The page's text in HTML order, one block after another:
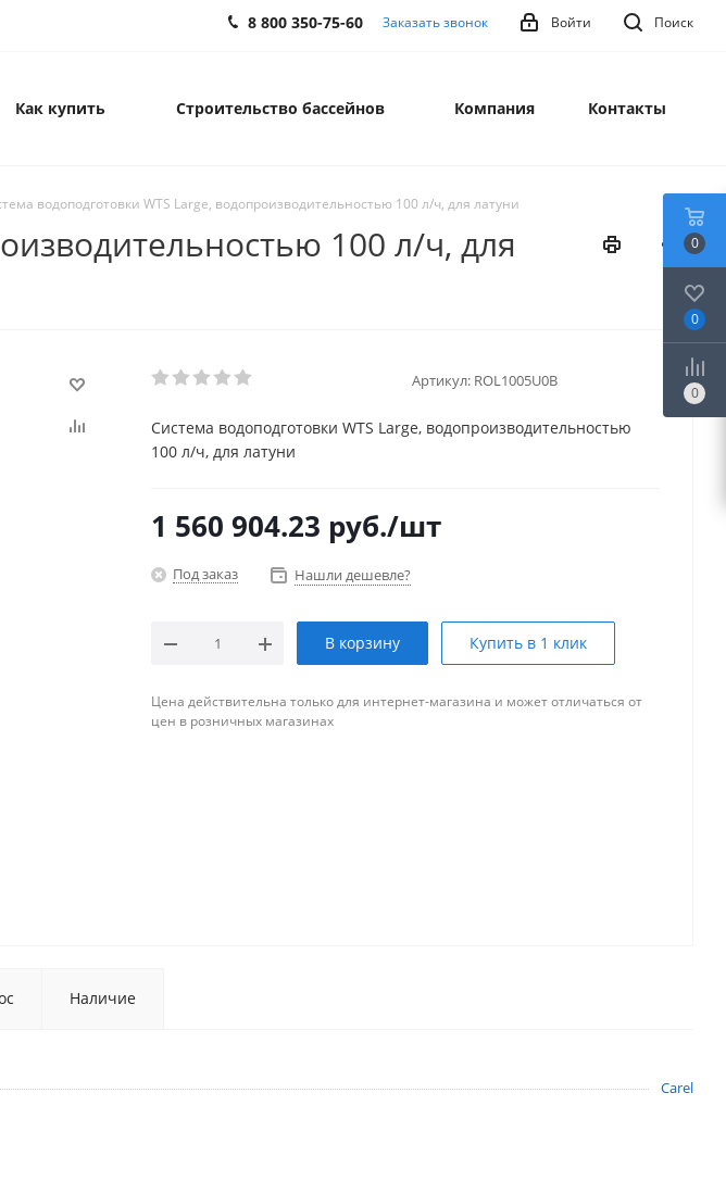
Поиск
Войти
8 800 350-75-60 Заказать звонок
Как купить Строительство бассейнов Компания Контакты
водоподготовки WTS Large, водопроизводительностью 100 л/ч, для латуни
100 л/ч, для
Артикул: ROL1005U0B
Система водоподготовки WTS Large, водопроизводительностью
100 л/ч, для латуни
1 560 904.23 руб./шт
Под заказ Нашли дешевле?
В корзину Купить в 1 клик
Цена действительна только для интернет-магазина и может отличаться от
цен в розничных магазинах
Наличие
Carel
0
0
0